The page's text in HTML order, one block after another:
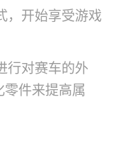
，开始享受游戏
行对赛车的外
件来提高属